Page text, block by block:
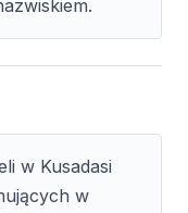
w
w Kusadasi
w